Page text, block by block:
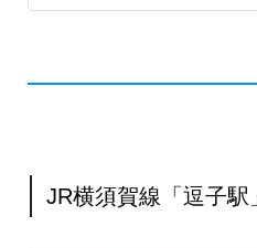
JR横須賀線「逗子駅